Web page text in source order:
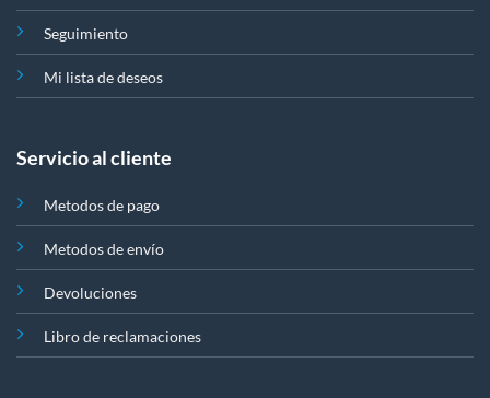
Seguimiento
Mi lista de deseos
Servicio al cliente
Metodos de pago
Metodos de envío
Devoluciones
Libro de reclamaciones